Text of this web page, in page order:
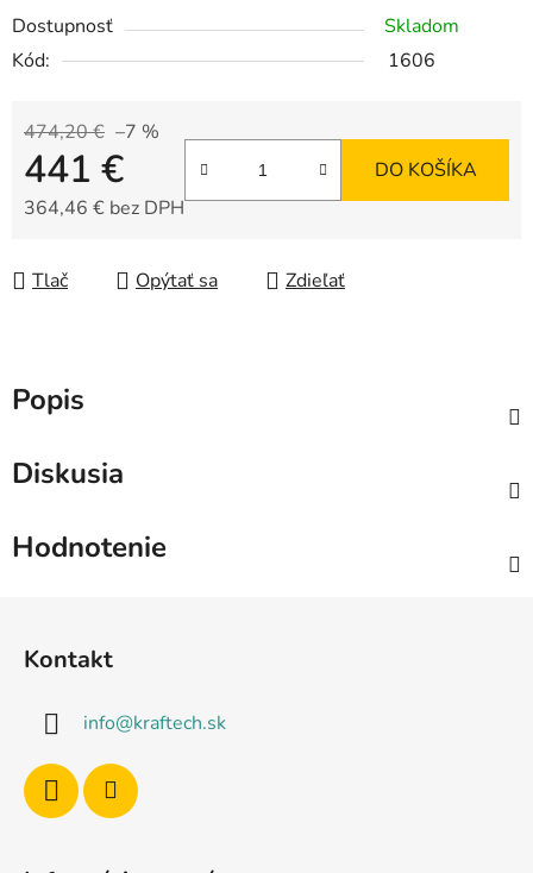
Dostupnosť
Skladom
Kód:
1606
474,20 € –7 %
441 €
364,46 € bez DPH
DO KOŠÍKA
Tlač Opýtať sa Zdieľať
Popis
Diskusia
Hodnotenie
Kontakt
info@kraftech.sk